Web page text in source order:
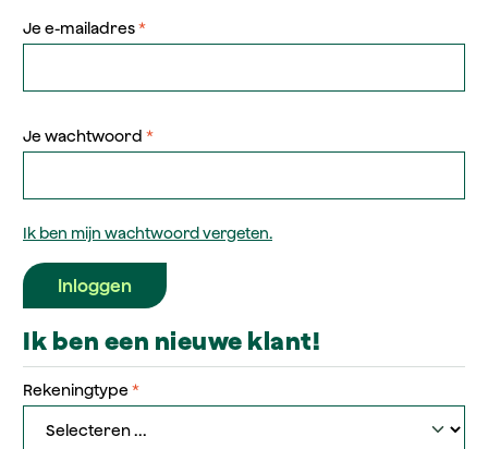
Je e-mailadres*
Je wachtwoord *
Ik ben mijn wachtwoord vergeten.
Inloggen
Ik ben een nieuwe klant!
Persoonlijke informatie
Rekeningtype *